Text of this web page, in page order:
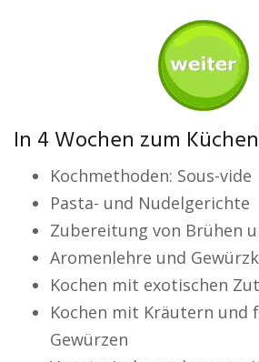
In 4 Wochen zum
Kochmethoden: Sous-vide
Pasta- und Nudelgerichte
Zubereitung von Brühen
Aromenlehre und
Kochen mit exotischen
Kochen mit Kräutern und
Gewürzen